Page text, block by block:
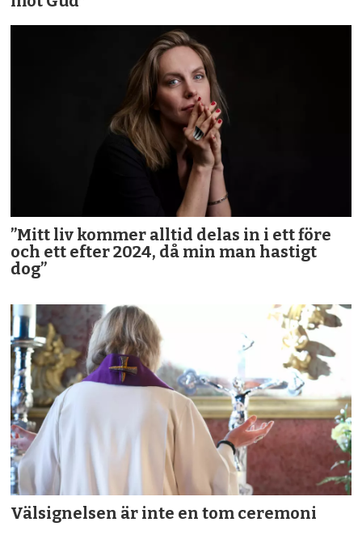
”Mitt liv kommer alltid delas in i ett före
och ett efter 2024, då min man hastigt
dog”
Välsignelsen är inte en tom ceremoni